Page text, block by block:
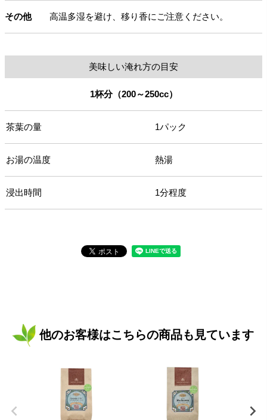
その他 高温多湿を避け、移り香にご注意ください。
美味しい淹れ方の目安
1杯分（200～250cc）
茶葉の量 1パック
お湯の温度 熱湯
浸出時間 1分程度
他のお客様はこちらの商品も見ています